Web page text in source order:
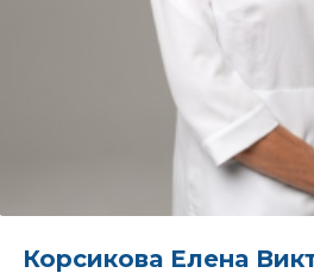
Корсикова Елена